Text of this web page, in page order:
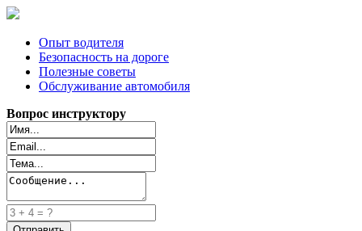
Опыт водителя
Безопасность на дороге
Полезные советы
Обслуживание автомобиля
Вопрос инструктору